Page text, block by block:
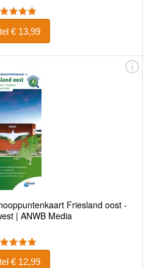
Bestel € 13,99
Friesland oost -
| ANWB Media
Bestel € 12,99